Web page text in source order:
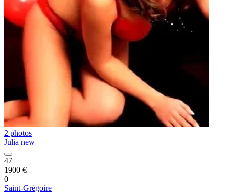
2 photos
Julia new
47
1900 €
0
Saint-Grégoire